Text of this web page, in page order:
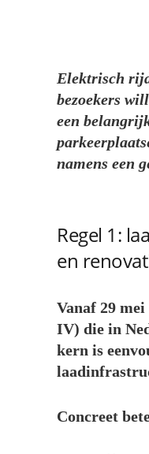
Elektrisch
bezoekers
een
namens een
Regel 1:
en
Vanaf 29
IV) die in
kern is
Concreet